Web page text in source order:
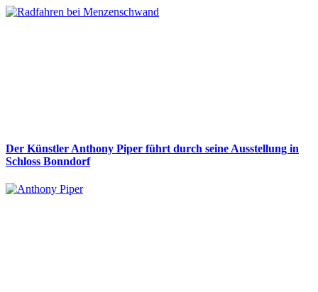
Der Künstler Anthony Piper führt durch seine Ausstellung in
Schloss Bonndorf